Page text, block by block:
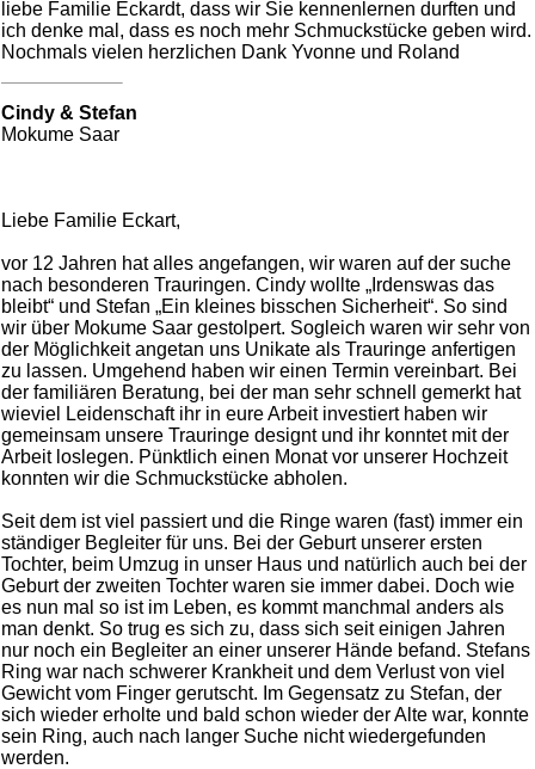
liebe Familie Eckardt, dass wir Sie kennenlernen durften und
ich denke mal, dass es noch mehr Schmuckstücke geben wird.
Nochmals vielen herzlichen Dank Yvonne und Roland
Cindy & Stefan
Mokume Saar
Liebe Familie Eckart,
vor 12 Jahren hat alles angefangen, wir waren auf der suche
nach besonderen Trauringen. Cindy wollte „Irdenswas das
bleibt“ und Stefan „Ein kleines bisschen Sicherheit“. So sind
wir über Mokume Saar gestolpert. Sogleich waren wir sehr von
der Möglichkeit angetan uns Unikate als Trauringe anfertigen
zu lassen. Umgehend haben wir einen Termin vereinbart. Bei
der familiären Beratung, bei der man sehr schnell gemerkt hat
wieviel Leidenschaft ihr in eure Arbeit investiert haben wir
gemeinsam unsere Trauringe designt und ihr konntet mit der
Arbeit loslegen. Pünktlich einen Monat vor unserer Hochzeit
konnten wir die Schmuckstücke abholen.
Seit dem ist viel passiert und die Ringe waren (fast) immer ein
ständiger Begleiter für uns. Bei der Geburt unserer ersten
Tochter, beim Umzug in unser Haus und natürlich auch bei der
Geburt der zweiten Tochter waren sie immer dabei. Doch wie
es nun mal so ist im Leben, es kommt manchmal anders als
man denkt. So trug es sich zu, dass sich seit einigen Jahren
nur noch ein Begleiter an einer unserer Hände befand. Stefans
Ring war nach schwerer Krankheit und dem Verlust von viel
Gewicht vom Finger gerutscht. Im Gegensatz zu Stefan, der
sich wieder erholte und bald schon wieder der Alte war, konnte
sein Ring, auch nach langer Suche nicht wiedergefunden
werden.